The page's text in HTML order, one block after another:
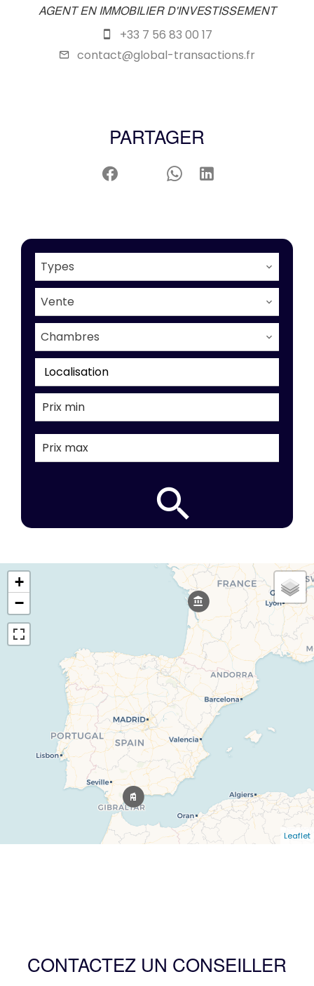
AGENT EN IMMOBILIER D'INVESTISSEMENT
+33 7 56 83 00 17
contact@global-transactions.fr
PARTAGER
Types
Vente
Chambres
Localisation
+
−
Leaflet
CONTACTEZ UN CONSEILLER